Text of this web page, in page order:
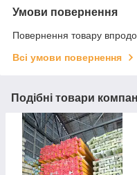
Умови повернення
Повернення товару
Всі умови повернення
Подібні товари